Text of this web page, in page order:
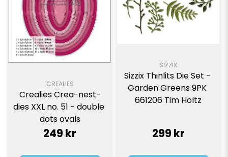
CREALIES
Crealies Crea-nest-
dies XXL no. 51 - double
dots ovals
249 kr
SIZZIX
Sizzix Thinlits Die Set -
Garden Greens 9PK
661206 Tim Holtz
299 kr